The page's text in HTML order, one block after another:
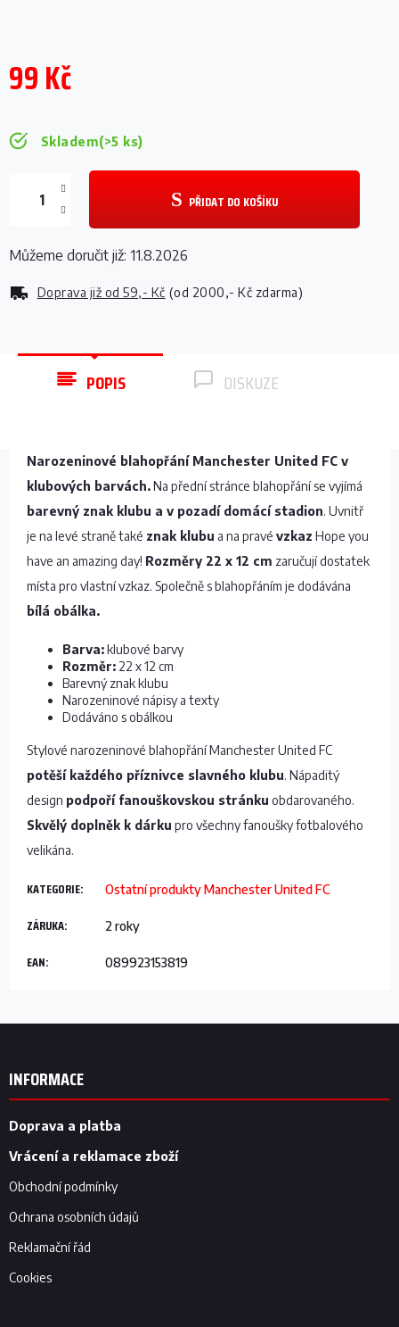
99 Kč
Skladem(>5 ks)
Doprava již od 59,- Kč (od 2000,- Kč zdarma)
PŘIDAT DO KOŠÍKU
Můžeme doručit již: 11.8.2026
POPIS DISKUZE
Narozeninové blahopřání Manchester United FC v
klubových barvách.Na přední stránce blahopřání se vyjímá
barevný znak klubu a v pozadí domácí stadion. Uvnitř
je na levé straně také znak klubu a na pravé vzkaz Hope you
have an amazing day! Rozměry 22 x 12 cm zaručují dostatek
místa pro vlastní vzkaz. Společně s blahopřáním je dodávána
bílá obálka.
Barva:klubové barvy
Rozměr: 22 x 12 cm
Barevný znak klubu
Narozeninové nápisy a texty
Dodáváno s obálkou
Stylové narozeninové blahopřání Manchester United FC
potěší každého příznivce slavného klubu. Nápaditý
design podpoří fanouškovskou stránku obdarovaného.
Skvělý doplněk k dárku pro všechny fanoušky fotbalového
velikána.
KATEGORIE: Ostatní produkty Manchester United FC
ZÁRUKA: 2 roky
EAN: 089923153819
Z
INFORMACE
Doprava a platba
Vrácení a reklamace zboží
Obchodní podmínky
Ochrana osobních údajů
Reklamační řád
Cookies